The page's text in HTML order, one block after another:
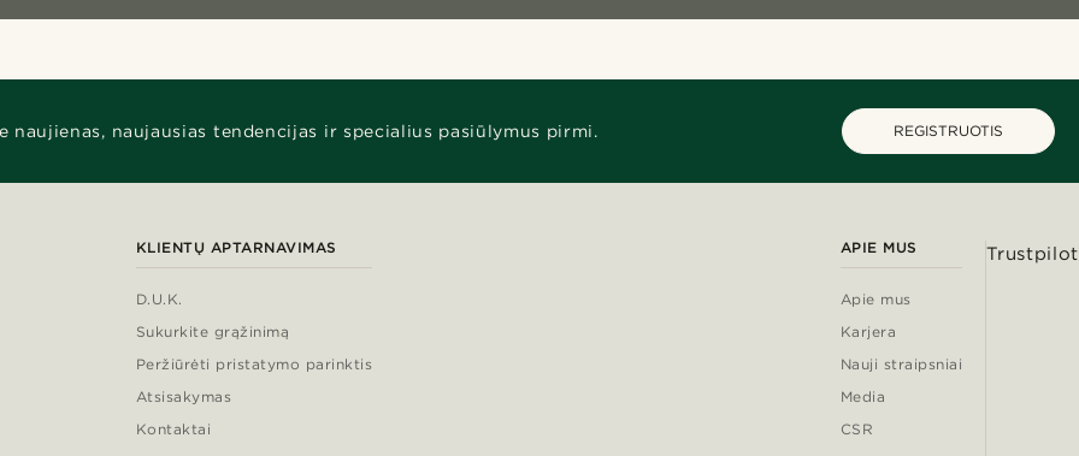
naujienas, naujausias tendencijas ir specialius pasiūlymus pirmi. REGISTRUOTIS
KLIENTŲ APTARNAVIMAS
D.U.K.
Sukurkite grąžinimą
Peržiūrėti pristatymo parinktis
Atsisakymas
Kontaktai
APIE MUS
Apie mus
Karjera
Nauji straipsniai
Media
CSR
Trustpilot